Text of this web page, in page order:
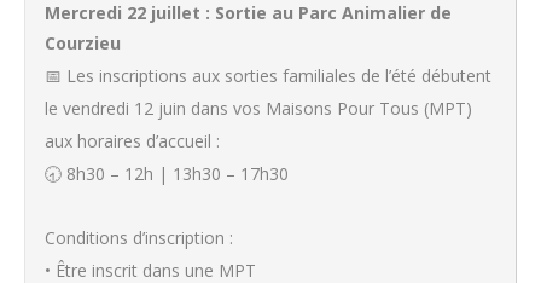
Mercredi 22 juillet : Sortie au Parc Animalier de
Courzieu
📅 Les inscriptions aux sorties familiales de l’été débutent
le vendredi 12 juin dans vos Maisons Pour Tous (MPT)
aux horaires d’accueil :
🕣 8h30 – 12h | 13h30 – 17h30
Conditions d’inscription :
• Être inscrit dans une MPT